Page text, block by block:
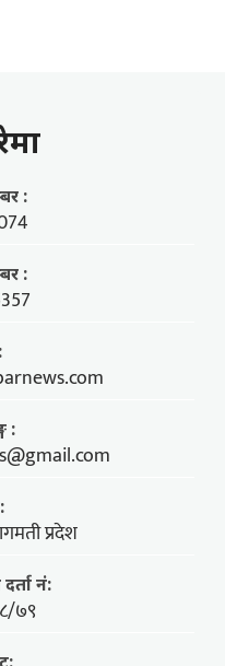
:
:
:
प्रदेश
नं:
७९